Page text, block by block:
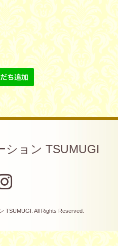
ション TSUMUGI
TSUMUGI . All Rights Reserved.